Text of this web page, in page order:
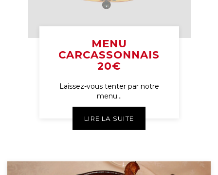
MENU
CARCASSONNAIS
20€
Laissez-vous tenter par notre
menu...
LIRE LA SUITE